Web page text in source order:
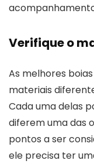
Verifique o
As melhores
materiais
Cada uma delas
diferem uma das
pontos a ser
ele precisa ter